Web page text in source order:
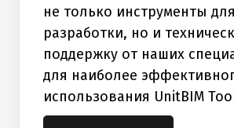
не только инструменты для
разработки, но и
поддержку от наших
для наиболее
использования UnitBIM